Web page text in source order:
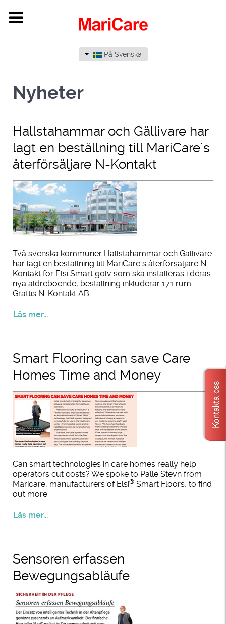
På Svenska
Nyheter
Hallstahammar och Gällivare har
lagt en beställning till MariCare´s
återförsäljare N-Kontakt
Två svenska kommuner Hallstahammar och Gällivare
har lagt en beställning till MariCare´s återförsäljare N-
Kontakt för Elsi Smart golv som ska installeras i deras
nya äldreboende, beställning inkluderar 171 rum.
Grattis N-Kontakt AB.
Läs mer...
Smart Flooring can save Care
Homes Time and Money
Can smart technologies in care homes really help
operators cut costs? We spoke to Palle Stevn from
Maricare, manufacturers of Elsi® Smart Floors, to find
out more.
Läs mer...
Sensoren erfassen
Bewegungsabläufe
Kontakta oss